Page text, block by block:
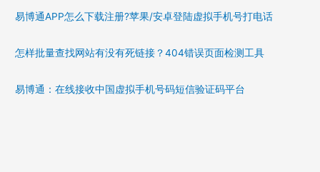
易博通APP怎么下载注册?苹果/安卓登陆虚拟手机号打电话
怎样批量查找网站有没有死链接？404错误页面检测工具
易博通：在线接收中国虚拟手机号码短信验证码平台